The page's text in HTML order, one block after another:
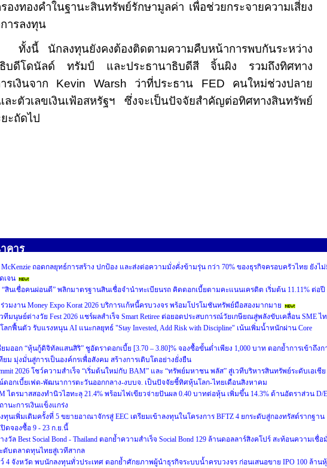
องทองคำในฐานะสินทรัพย์รักษามูลค่า เพื่อช่วยกระจายความเสี่ยง
ารลงทุน
ทั้งนี้ นักลงทุนยังคงต้องติดตามความคืบหน้าการพบกันระหว่าง
ธิบดีโดนัลด์ ทรัมป์ และประธานาธิบดีสี จิ้นผิง รวมถึงทิศทาง
รเงินจาก Kevin Warsh ว่าที่ประธาน FED คนใหม่ช่วงปลาย
ะตัวเลขเงินเฟ้อสหรัฐฯ ซึ่งจะเป็นปัจจัยสำคัญต่อทิศทางสินทรัพย์
ะถัดไป
คาร
McKenzie ถอดกลยุทธ์การสร้าง ปกป้อง และส่งต่อความมั่งคั่งข้ามรุ่น กว่า 70% ของธุรกิจครอบครัวไทย ยังไ
เจน
สินเชื่อคนผ่อนดี” พลิกมาตรฐานสินเชื่อจำนำทะเบียนรถ คิดดอกเบี้ยตามคะแนนเครดิต เริ่มต้น 11.11% ต่อปี
มงาน Money Expo Korat 2026 บริการแก้หนี้ครบวงจร พร้อมโปรโมชันทรัพย์มือสองมากมาย
วทีมนุษย์ต่างวัย Fest 2026 แชร์ผลสำเร็จ Smart Retiree ต่อยอดประสบการณ์วัยเกษียณสู่พลังขับเคลื่อน SME ไ
ลกฟื้นตัว รับแรงหนุน AI แนะกลยุทธ์ "Stay Invested, Add Risk with Discipline" เน้นเพิ่มน้ำหนักผ่าน Core
มออก “หุ้นกู้ดิจิทัลแสนสิริ” ชูอัตราดอกเบี้ย [3.70 – 3.80]% จองซื้อขั้นต่ำเพียง 1,000 บาท ตอกย้ำการเข้าถึงก
ยม มุ่งมั่นสู่การเป็นองค์กรเพื่อสังคม สร้างการเติบโตอย่างยั่งยืน
2026 โชว์ความสำเร็จ “เริ่มต้นใหม่กับ BAM” และ “ทรัพย์มหาชน พลัส” สู่เวทีบริหารสินทรัพย์ระดับเอเชีย
อกเบี้ยเฟด-พัฒนาการตะวันออกกลาง-งบบจ. เป็นปัจจัยชี้ทิศหุ้นโลก-ไทยเดือนสิงหาคม
ไตรมาสสองทำนิวไฮทะลุ 21.4% พร้อมไฟเขียวจ่ายปันผล 0.40 บาทต่อหุ้น เพิ่มขึ้น 14.3% ด้านอัตราส่วน D/E
นะการเงินแข็งแกร่ง
งทุนเพิ่มเติมครั้งที่ 5 ขยายอาณาจักรสู่ EEC เตรียมเข้าลงทุนในโครงการ BFTZ 4 ยกระดับสู่กองทรัสต์รากฐาน
ดจองซื้อ 9 - 23 ก.ย.นี้
วัล Best Social Bond - Thailand ตอกย้ำความสำเร็จ Social Bond 129 ล้านดอลลาร์สิงคโปร์ สะท้อนความเชื่อ
ดับตลาดทุนไทยสู่เวทีสากล
4 จังหวัด พบนักลงทุนทั่วประเทศ ตอกย้ำศักยภาพผู้นำธุรกิจระบบน้ำครบวงจร ก่อนเสนอขาย IPO 100 ล้าน